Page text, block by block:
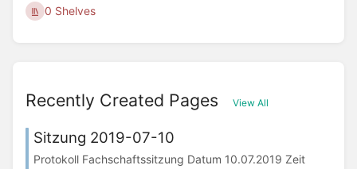
0 Shelves
Recently Created Pages View All
Sitzung 2019-07-10
Protokoll Fachschaftssitzung Datum 10.07.2019 Zeit